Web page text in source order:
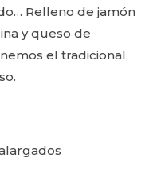
Relleno de jamón
y queso de
el tradicional,